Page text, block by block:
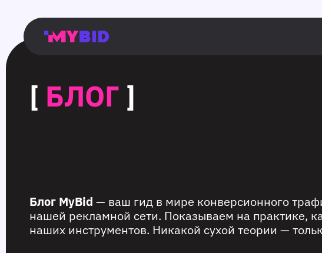
Главная
Гибкий
таргетинг
Возможности
Форматы
TMA
Главная
Домонетизация
TMA
Блог
Главная
страница
Main
page
Flexible
targeting
Opportunities
Formats
TMA
Main
page
Extra
monetization
TMA
Blog
Main
page
[ БЛОГ ]
Блог MyBid — ваш гид в мире конверсионного
нашей рекламной сети. Показываем на практике,
наших инструментов. Никакой сухой теории —